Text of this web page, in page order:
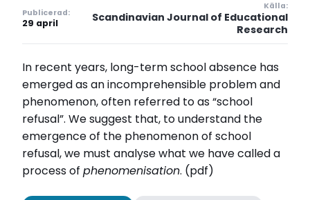
Publicerad:
29 april
Källa:
Scandinavian Journal of Educational
Research
In recent years, long-term school absence has
emerged as an incomprehensible problem and
phenomenon, often referred to as “school
refusal”. We suggest that, to understand the
emergence of the phenomenon of school
refusal, we must analyse what we have called a
process of phenomenisation. (pdf)